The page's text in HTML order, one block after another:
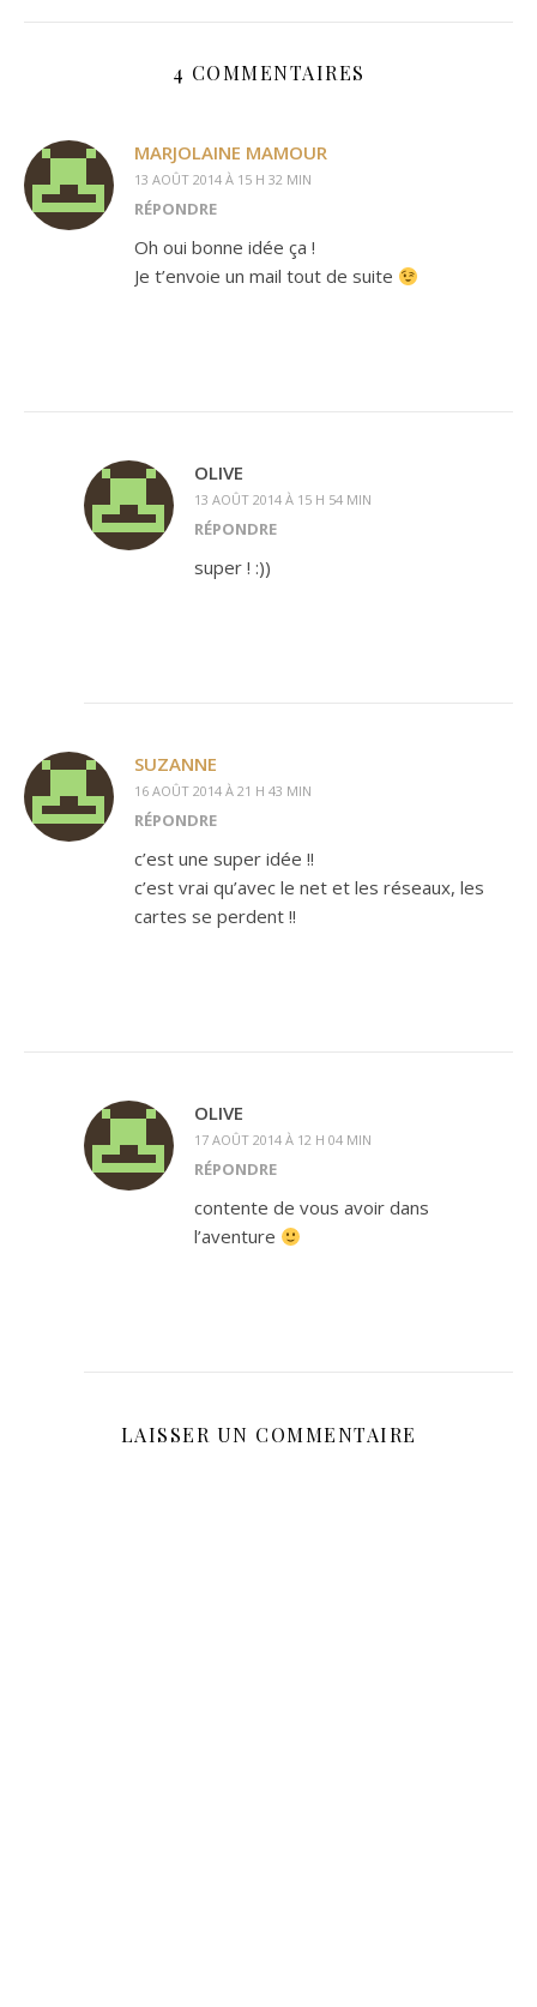
4 COMMENTAIRES
MARJOLAINE MAMOUR
13 AOÛT 2014 À 15 H 32 MIN
RÉPONDRE
Oh oui bonne idée ça !
Je t’envoie un mail tout de suite
OLIVE
13 AOÛT 2014 À 15 H 54 MIN
RÉPONDRE
super ! :))
SUZANNE
16 AOÛT 2014 À 21 H 43 MIN
RÉPONDRE
c’est une super idée !!
c’est vrai qu’avec le net et les réseaux, les
cartes se perdent !!
OLIVE
17 AOÛT 2014 À 12 H 04 MIN
RÉPONDRE
contente de vous avoir dans
l’aventure
LAISSER UN COMMENTAIRE